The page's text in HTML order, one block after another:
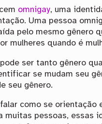
omnigay, uma
Uma pessoa
pelo mesmo gênero
mulheres quando é
ser tanto gênero
se mudam seu
seu gênero.
como se
muitas pessoas, essas